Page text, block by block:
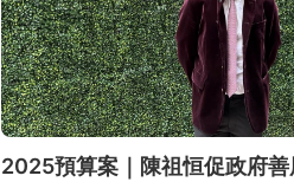
2025預算案｜陳祖恒促政府